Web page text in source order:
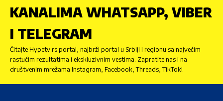
KANALIMA WHATSAPP, VIBER
I TELEGRAM
Čitajte Hypetv.rs portal, najbrži portal u Srbiji i regionu sa najvećim
rastućim rezultatima i ekskluzivnim vestima. Zapratite nas i na
društvenim mrežama Instagram, Facebook, Threads, TikTok!